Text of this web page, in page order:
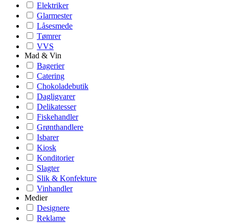
Elektriker
Glarmester
Låsesmede
Tømrer
VVS
Mad & Vin
Bagerier
Catering
Chokoladebutik
Dagligvarer
Delikatesser
Fiskehandler
Grønthandlere
Isbarer
Kiosk
Konditorier
Slagter
Slik & Konfekture
Vinhandler
Medier
Designere
Reklame